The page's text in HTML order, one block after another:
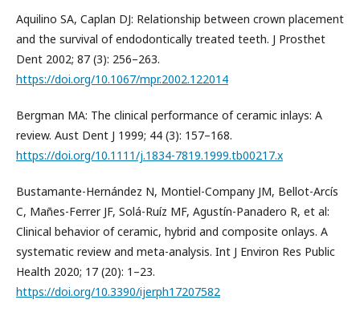
Aquilino SA, Caplan DJ: Relationship between crown placement
and the survival of endodontically treated teeth. J Prosthet
Dent 2002; 87 (3): 256–263.
https://doi.org/10.1067/mpr.2002.122014
Bergman MA: The clinical performance of ceramic inlays: A
review. Aust Dent J 1999; 44 (3): 157–168.
https://doi.org/10.1111/j.1834-7819.1999.tb00217.x
Bustamante-Hernández N, Montiel-Company JM, Bellot-Arcís
C, Mañes-Ferrer JF, Solá-Ruíz MF, Agustín-Panadero R, et al:
Clinical behavior of ceramic, hybrid and composite onlays. A
systematic review and meta-analysis. Int J Environ Res Public
Health 2020; 17 (20): 1–23.
https://doi.org/10.3390/ijerph17207582